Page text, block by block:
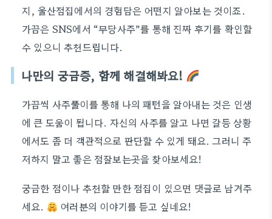
지, 울산점집에서의 경험담은 어떤지 알아보는 것이죠.
가끔은 SNS에서 “무당사주”를 통해 진짜 후기를 확인할
수 있으니 추천드립니다.
나만의 궁금증, 함께 해결해봐요!
가끔씩 사주풀이를 통해 나의 패턴을 알아내는 것은 인생
에 큰 도움이 됩니다. 자신의 사주를 알고 나면 갈등 상황
에서도 좀 더 객관적으로 판단할 수 있게 돼요. 그러니 주
저하지 말고 좋은 점잘보는곳을 찾아보세요!
궁금한 점이나 추천할 만한 점집이 있으면 댓글로 남겨주
세요.
여러분의 이야기를 듣고 싶네요!